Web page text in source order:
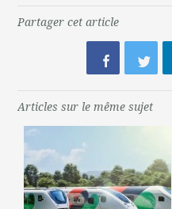
Partager cet article
Articles sur le même sujet